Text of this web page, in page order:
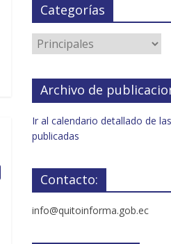
Categorías
Archivo de
Ir al calendario detallado de
publicadas
Contacto:
info@quitoinforma.gob.ec